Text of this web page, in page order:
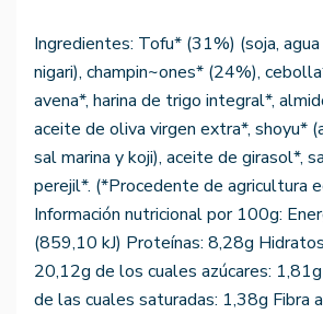
Ingredientes: Tofu* (31%) (soja,
nigari), champin~ones* (24%),
avena*, harina de trigo integral*,
aceite de oliva virgen extra*, shoyu*
sal marina y koji), aceite de girasol*,
perejil*. (*Procedente de agricultura
Información nutricional por 100g:
(859,10 kJ) Proteínas: 8,28g
20,12g de los cuales azúcares:
de las cuales saturadas: 1,38g Fibra